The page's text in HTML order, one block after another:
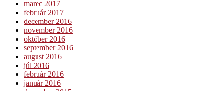
marec 2017
február 2017
december 2016
november 2016
október 2016
september 2016
august 2016
júl 2016
február 2016
január 2016